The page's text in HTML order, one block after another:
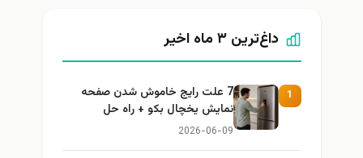
داغ‌ترین ۳ ماه اخیر
1
7 علت رایج خاموش شدن صفحه
نمایش یخچال بکو + راه حل
2026-06-09